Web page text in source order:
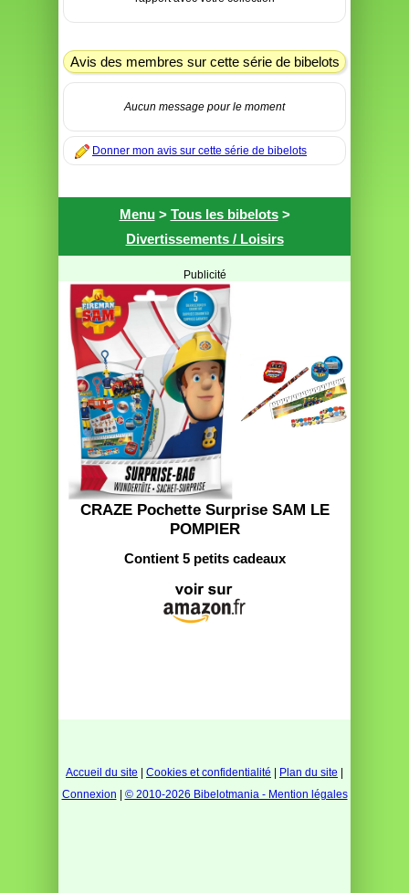
Avis des membres sur cette série de bibelots
Aucun message pour le moment
Donner mon avis sur cette série de bibelots
Menu> Tous les bibelots>
Divertissements / Loisirs
Publicité
CRAZE Pochette Surprise SAM LE
POMPIER
Contient 5 petits cadeaux
Accueil du site Cookies et confidentialité Plan du site
Connexion
© 2010-2026 Bibelotmania - Mention légales